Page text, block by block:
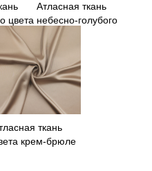
цвета
Атласная ткань
небесно-голубого
цвета
ткань
крем-брюле